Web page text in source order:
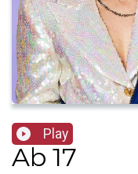
Play
Ab 17